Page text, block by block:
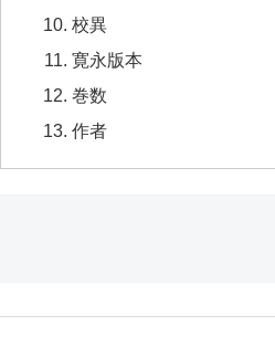
校異
寛永版本
巻数
作者